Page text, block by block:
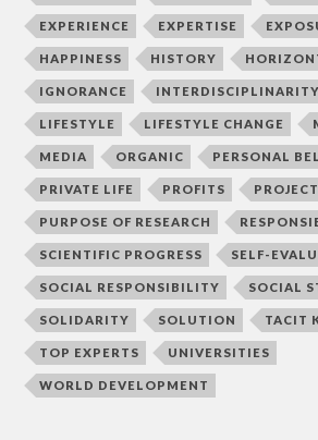
EXPERIENCE EXPERTISE
HAPPINESS HISTORY
IGNORANCE INTERDISCIPLINARITY
LIFESTYLE LIFESTYLE CHANGE
MEDIA ORGANIC PERSONAL
PRIVATE LIFE PROFITS PROJECT
PURPOSE OF RESEARCH
SCIENTIFIC PROGRESS SELF-
SOCIAL RESPONSIBILITY SOCIAL
SOLIDARITY SOLUTION TACIT
TOP EXPERTS UNIVERSITIES
WORLD DEVELOPMENT